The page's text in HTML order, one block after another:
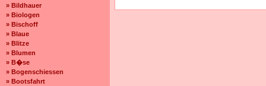
» Bildhauer
» Biologen
» Bischoff
» Blaue
» Blitze
» Blumen
» B�se
» Bogenschiessen
» Bootsfahrt